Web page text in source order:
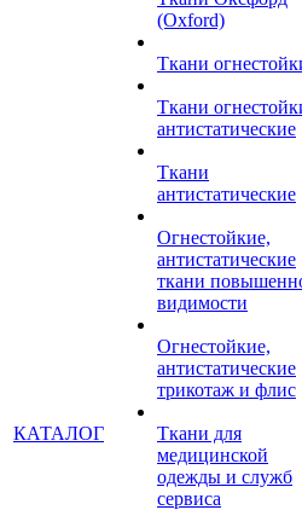
КАТАЛОГ
(Oxford)
Ткани
Ткани
антистатические
Ткани
антистатические
Огнестойкие,
антистатические
ткани
видимости
Огнестойкие,
антистатические
трикотаж и флис
Ткани для
медицинской
одежды и служб
сервиса